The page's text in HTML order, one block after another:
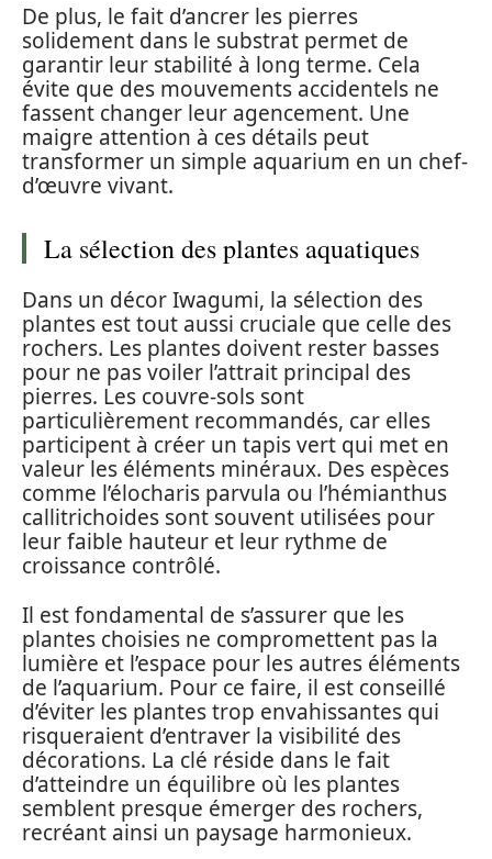
De plus, le fait d’ancrer les pierres
solidement dans le substrat permet de
garantir leur stabilité à long terme. Cela
évite que des mouvements accidentels ne
fassent changer leur agencement. Une
maigre attention à ces détails peut
transformer un simple aquarium en un chef-
d’œuvre vivant.
La sélection des plantes aquatiques
Dans un décor Iwagumi, la sélection des
plantes est tout aussi cruciale que celle des
rochers. Les plantes doivent rester basses
pour ne pas voiler l’attrait principal des
pierres. Les couvre-sols sont
particulièrement recommandés, car elles
participent à créer un tapis vert qui met en
valeur les éléments minéraux. Des espèces
comme l’élocharis parvula ou l’hémianthus
callitrichoides sont souvent utilisées pour
leur faible hauteur et leur rythme de
croissance contrôlé.
Il est fondamental de s’assurer que les
plantes choisies ne compromettent pas la
lumière et l’espace pour les autres éléments
de l’aquarium. Pour ce faire, il est conseillé
d’éviter les plantes trop envahissantes qui
risqueraient d’entraver la visibilité des
décorations. La clé réside dans le fait
d’atteindre un équilibre où les plantes
semblent presque émerger des rochers,
recréant ainsi un paysage harmonieux.